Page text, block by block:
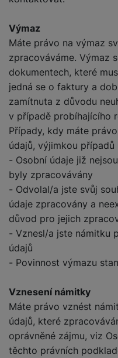
Výmaz
Máte právo na výmaz
zpracováváme. Výmaz
dokumentech, které
jedná se o faktury a
zamítnuta z důvodu
v případě probíhajícího
Případy, kdy máte
údajů, výjimkou případů
- Osobní údaje již
byly zpracovávány
- Odvolal/a jste svůj
údaje zpracovány a
důvod pro jejich
- Vznesl/a jste námitku
údajů
- Povinnost výmazu
Vznesení námitky
Máte právo vznést
údajů, které
oprávněné zájmu, viz
těchto právních